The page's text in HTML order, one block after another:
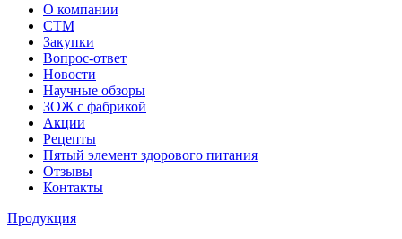
О компании
СТМ
Закупки
Вопрос-ответ
Новости
Научные обзоры
ЗОЖ с фабрикой
Акции
Рецепты
Пятый элемент здорового питания
Отзывы
Контакты
Продукция